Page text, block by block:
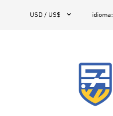
USD / US$  idioma: